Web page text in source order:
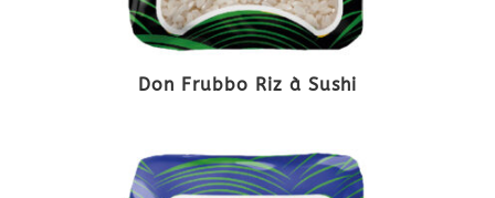
Don Frubbo Riz à Sushi